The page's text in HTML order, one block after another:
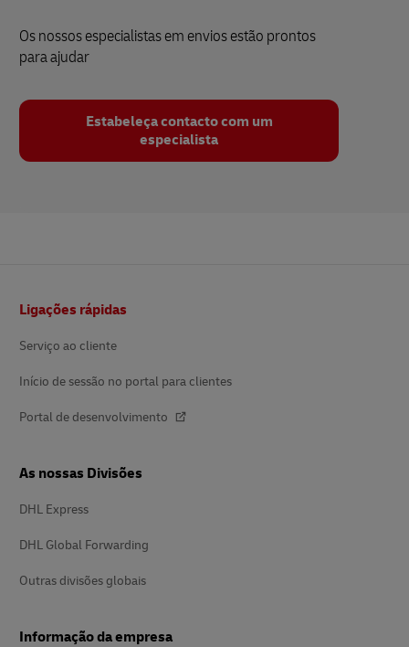
Os nossos especialistas em envios estão prontos
para ajudar
Estabeleça contacto com um
especialista
Ligações rápidas
Serviço ao cliente
Início de sessão no portal para clientes
Portal de desenvolvimento
As nossas Divisões
DHL Express
DHL Global Forwarding
Outras divisões globais
Informação da empresa